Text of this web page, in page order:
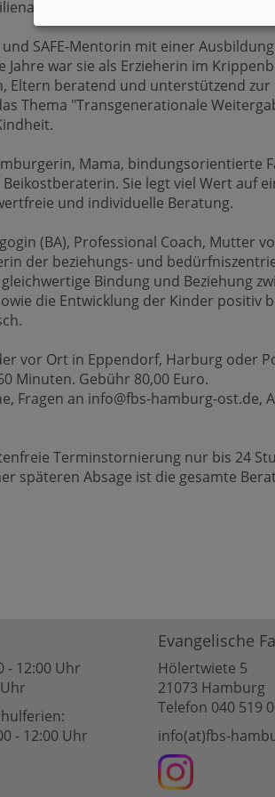
zu bringen.
und SAFE-Mentorin mit einer
Jahre war sie als Erzieherin im
Eltern beratend und unterstützend zur
Thema "Transgenerationale
Mama, bindungsorientierte
Sie legt viel Wert auf
und individuelle Beratung.
(BA), Professional Coach, Mutter
der beziehungs- und
Bindung und Beziehung
die Entwicklung der Kinder positiv
vor Ort in Eppendorf, Harburg oder
Minuten. Gebühr 80,00 Euro.
Fragen an info@fbs-hamburg-ost.de,
Terminstornierung nur bis 24
späteren Absage ist die gesamte
- 12:00 Uhr
- 12:00 Uhr
Evangelische
Hölertwiete 5
21073 Hamburg
Telefon 040 519
info(at)fbs-